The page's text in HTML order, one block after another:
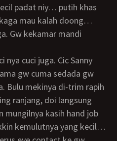
padat niy… putih khas
mau kalah doong…
Gw kekamar mandi
gw cuma sedada gw
Bulu mekinya di-trim rapih
ranjang, doi langsung
kasih hand job
kemulutnya yang kecil…